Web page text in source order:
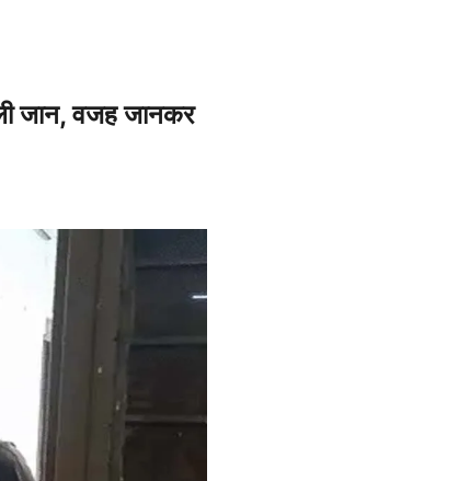
जान, वजह जानकर